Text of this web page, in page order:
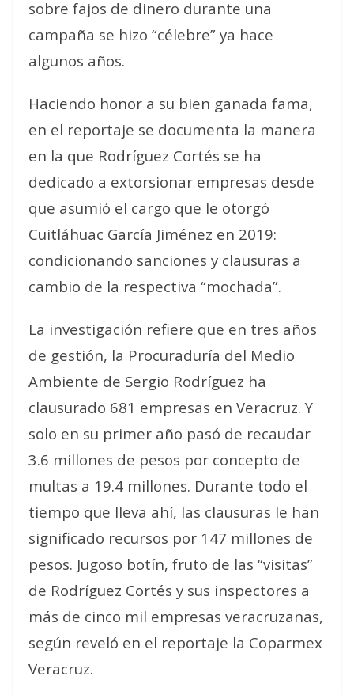
sobre fajos de dinero durante una
campaña se hizo “célebre” ya hace
algunos años.
Haciendo honor a su bien ganada fama,
en el reportaje se documenta la manera
en la que Rodríguez Cortés se ha
dedicado a extorsionar empresas desde
que asumió el cargo que le otorgó
Cuitláhuac García Jiménez en 2019:
condicionando sanciones y clausuras a
cambio de la respectiva “mochada”.
La investigación refiere que en tres años
de gestión, la Procuraduría del Medio
Ambiente de Sergio Rodríguez ha
clausurado 681 empresas en Veracruz. Y
solo en su primer año pasó de recaudar
3.6 millones de pesos por concepto de
multas a 19.4 millones. Durante todo el
tiempo que lleva ahí, las clausuras le han
significado recursos por 147 millones de
pesos. Jugoso botín, fruto de las “visitas”
de Rodríguez Cortés y sus inspectores a
más de cinco mil empresas veracruzanas,
según reveló en el reportaje la Coparmex
Veracruz.